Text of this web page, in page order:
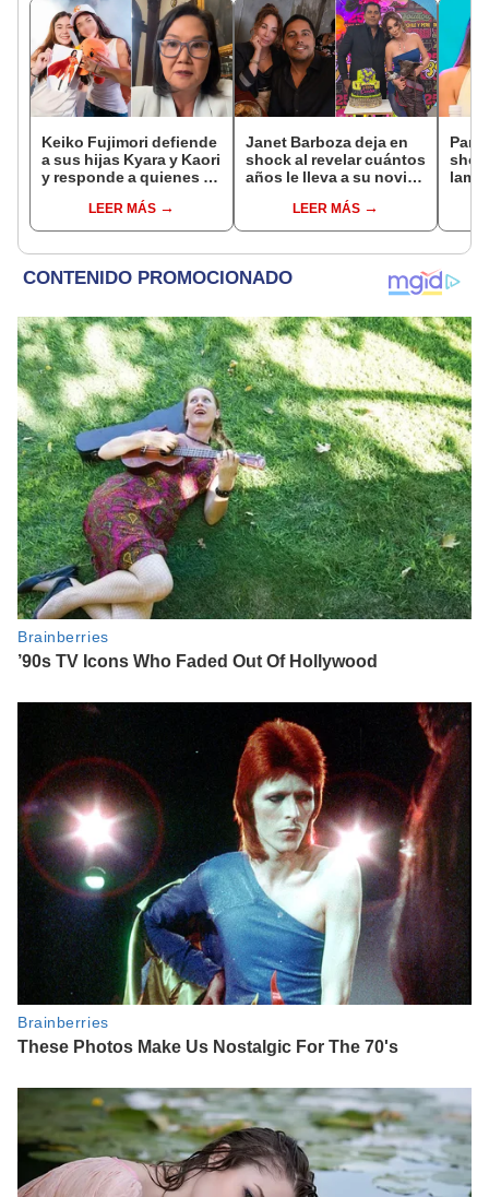
Keiko Fujimori defiende
a sus hijas Kyara y Kaori
y responde a quienes la
“No pueden decirme”
LEER MÁS
Janet Barboza deja en
shock al revelar cuántos
años le lleva a su novio
plenitud”LEER MÁS
el